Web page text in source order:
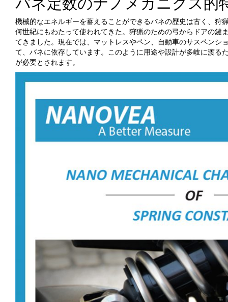
機械的なエネルギーを蓄えることができるバネの歴史は古く、狩
何世紀にもわたって使われてきた。狩猟のための弓からドアの鍵
てきました。現在では、マットレスやペン、自動車のサスペンシ
て、バネに依存しています。このように用途や設計が多岐に渡る
が必要とされます。